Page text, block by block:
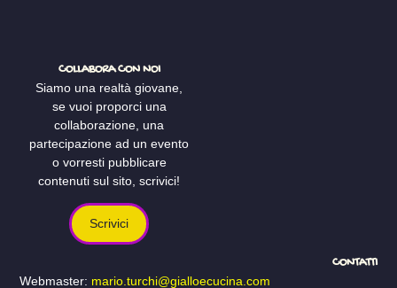
COLLABORA CON NOI
Siamo una realtà giovane,
se vuoi proporci una
collaborazione, una
partecipazione ad un evento
o vorresti pubblicare
contenuti sul sito, scrivici!
Scrivici
CONTATTI
Webmaster: mario.turchi@gialloecucina.com